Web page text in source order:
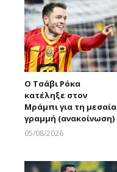
Ο Τσάβι Ρόκα
κατέληξε στον
Μράμπι για τη μεσαία
γραμμή (ανακοίνωση)
05/08/2026